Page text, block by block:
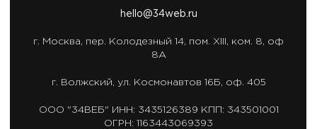
hello@34web.ru
г. Москва, пер. Колодезный 14, пом. XIII, ком. 8, оф
8А
г. Волжский, ул. Космонавтов 16Б, оф. 405
ООО "34ВЕБ" ИНН: 3435126389 КПП: 343501001
ОГРН: 1163443069393